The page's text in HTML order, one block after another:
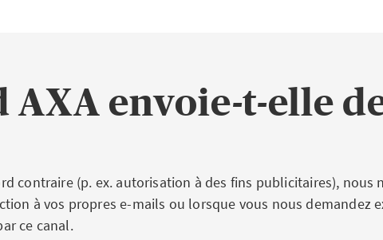
AXA envoie-t-elle
contraire (p. ex. autorisation à des fins publicitaires), nous
à vos propres e-mails ou lorsque vous nous demandez
ce canal.